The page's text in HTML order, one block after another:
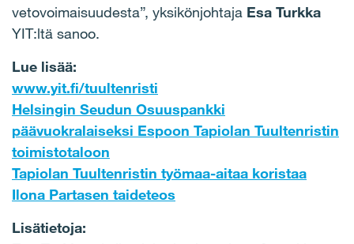
vetovoimaisuudesta”, yksikönjohtaja Esa Turkka
YIT:ltä sanoo.
Lue lisää:
www.yit.fi/tuultenristi
Helsingin Seudun Osuuspankki
päävuokralaiseksi Espoon Tapiolan Tuultenristin
toimistotaloon
Tapiolan Tuultenristin työmaa-aitaa koristaa
Ilona Partasen taideteos
Lisätietoja: